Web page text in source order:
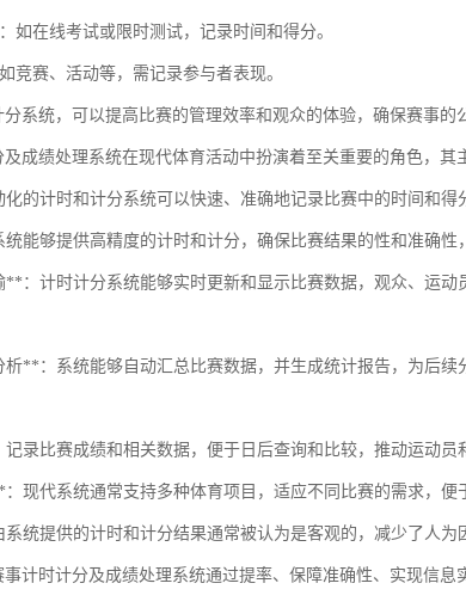
如在线考试或限时测试，记录时间和得分。
竞赛、活动等，需记录参与者表现。
系统，可以提高比赛的管理效率和观众的体验，确保赛事的
成绩处理系统在现代体育活动中扮演着至关重要的角色，其
的计时和计分系统可以快速、准确地记录比赛中的时间和得
能够提供高精度的计时和计分，确保比赛结果的性和准确性
：计时计分系统能够实时更新和显示比赛数据，观众、运
**：系统能够自动汇总比赛数据，并生成统计报告，为后
录比赛成绩和相关数据，便于日后查询和比较，推动运动员
现代系统通常支持多种体育项目，适应不同比赛的需求，便
统提供的计时和计分结果通常被认为是客观的，减少了人为
计时计分及成绩处理系统通过提率、保障准确性、实现信